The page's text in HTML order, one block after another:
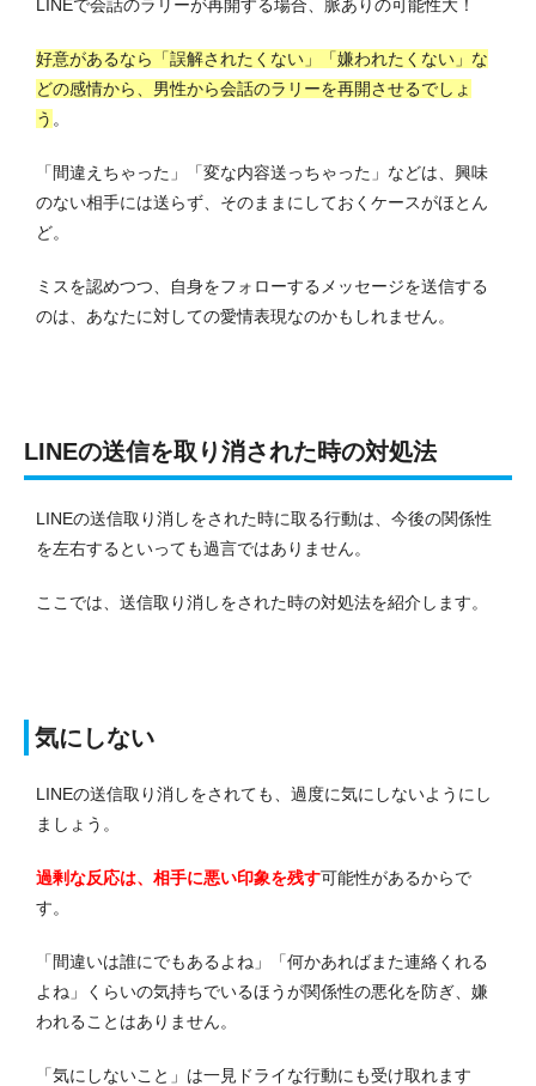
LINEで会話のラリーが再開する場合、脈ありの可能性大！
好意があるなら「誤解されたくない」「嫌われたくない」な
どの感情から、男性から会話のラリーを再開させるでしょ
う 。
「間違えちゃった」「変な内容送っちゃった」などは、興味
のない相手には送らず、そのままにしておくケースがほとん
ど。
ミスを認めつつ、自身をフォローするメッセージを送信する
のは、あなたに対しての愛情表現なのかもしれません。
LINEの送信を取り消された時の対処法
LINEの送信取り消しをされた時に取る行動は、今後の関係性
を左右するといっても過言ではありません。
ここでは、送信取り消しをされた時の対処法を紹介します。
気にしない
LINEの送信取り消しをされても、過度に気にしないようにし
ましょう。
過剰な反応は、相手に悪い印象を残す可能性があるからで
す。
「間違いは誰にでもあるよね」「何かあればまた連絡くれる
よね」くらいの気持ちでいるほうが関係性の悪化を防ぎ、嫌
われることはありません。
「気にしないこと」は一見ドライな行動にも受け取れます